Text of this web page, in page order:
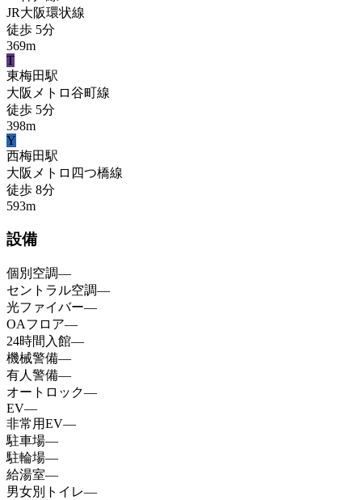
JR大阪環状線
徒歩 5分
369m
T
東梅田駅
大阪メトロ谷町線
徒歩 5分
398m
Y
西梅田駅
大阪メトロ四つ橋線
徒歩 8分
593m
設備
個別空調—
セントラル空調—
光ファイバー—
OAフロア—
24時間入館—
機械警備—
有人警備—
オートロック—
EV—
非常用EV—
駐車場—
駐輪場—
給湯室—
男女別トイレ—